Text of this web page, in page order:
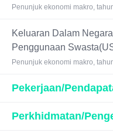
Penunjuk ekonomi makro,
Keluaran Dalam
Penggunaan
Penunjuk ekonomi makro,
Pekerjaan/
Perkhidmatan/